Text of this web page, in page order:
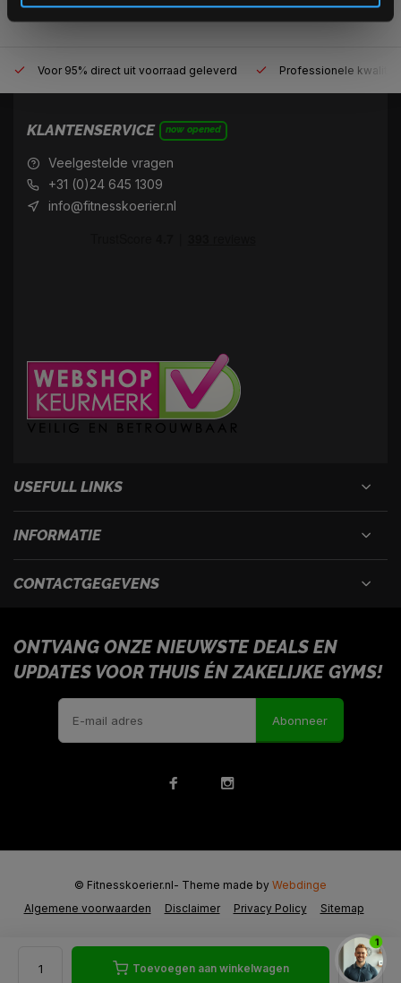
Toevoegen aan winkelwagen
Voor 95% direct uit voorraad geleverd Professionele
KLANTENSERVICE now opened
Veelgestelde vragen
+31 (0)24 645 1309
info@fitnesskoerier.nl
USEFULL LINKS
INFORMATIE
CONTACTGEGEVENS
ONTVANG ONZE NIEUWSTE DEALS EN
UPDATES VOOR THUIS ÉN ZAKELIJKE GYMS!
Abonneer
Algemene voorwaarden Disclaimer Privacy Policy Sitemap
© Fitnesskoerier.nl- Theme made by Webdinge
1